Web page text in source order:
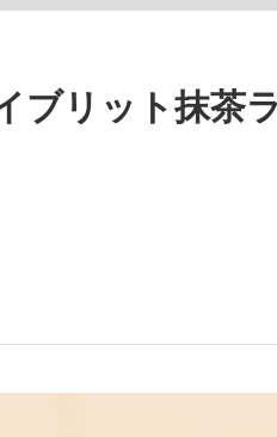
「クマが悪者扱いされてい
ブリット抹茶ラ